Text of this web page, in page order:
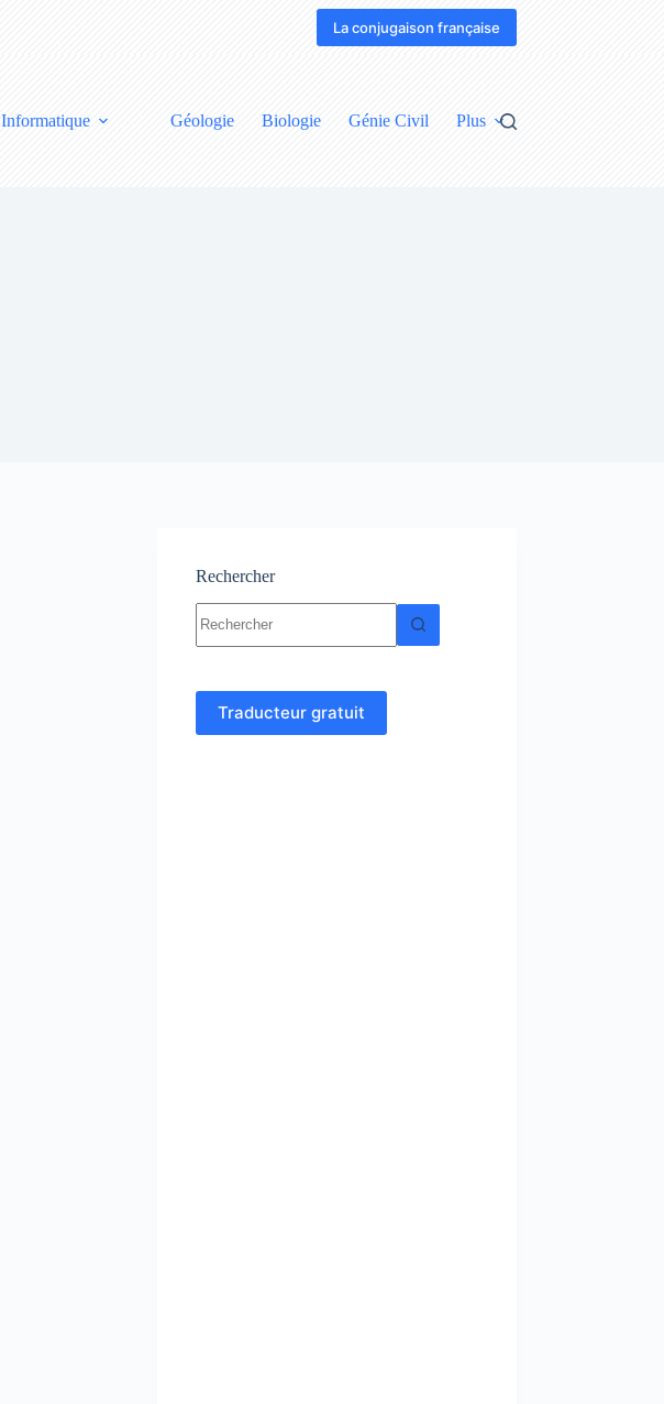
La conjugaison française
Informatique Géologie Biologie Génie Civil Plus
Rechercher
résultat
Traducteur gratuit